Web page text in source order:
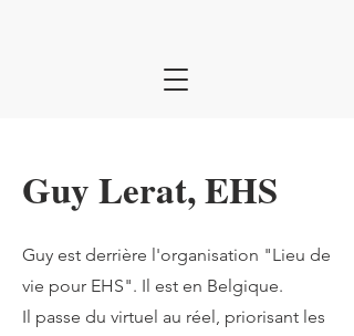
Guy Lerat, EHS
Guy est derrière l'organisation "Lieu de
vie pour EHS". Il est en Belgique.
Il passe du virtuel au réel, priorisant les